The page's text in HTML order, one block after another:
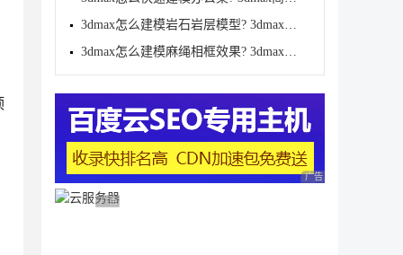
3dmax怎么建模岩石岩层模型? 3dmax不规则硬边的制作教
3dmax怎么建模麻绳相框效果? 3dmax麻绳相框的制作方法
广告 商业广告，理性
广告 商业广告，理性选择